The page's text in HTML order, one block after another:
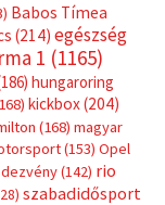
Babos Tímea
(214) egészség
1 (1165)
hungaroring
kickbox(204)
(168) magyar
(153) Opel
(142) rio
szabadidősport